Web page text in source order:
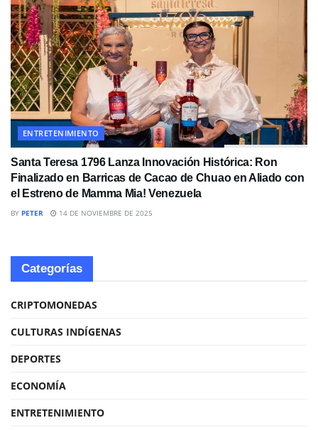
ENTRETENIMIENTO
Santa Teresa 1796 Lanza Innovación Histórica: Ron
Finalizado en Barricas de Cacao de Chuao en Aliado con
el Estreno de Mamma Mia! Venezuela
BY PETER 14 DE NOVIEMBRE DE 2025
Categorías
CRIPTOMONEDAS
CULTURAS INDÍGENAS
DEPORTES
ECONOMÍA
ENTRETENIMIENTO